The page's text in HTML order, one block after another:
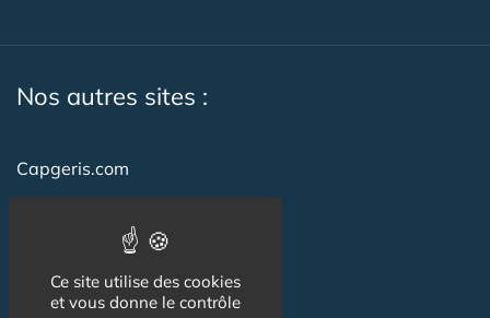
Nos autres sites :
Capgeris.com
Emploi-formation-sante.com
Seniorissimmo.com
Ce site utilise des cookies
et vous donne le contrôle